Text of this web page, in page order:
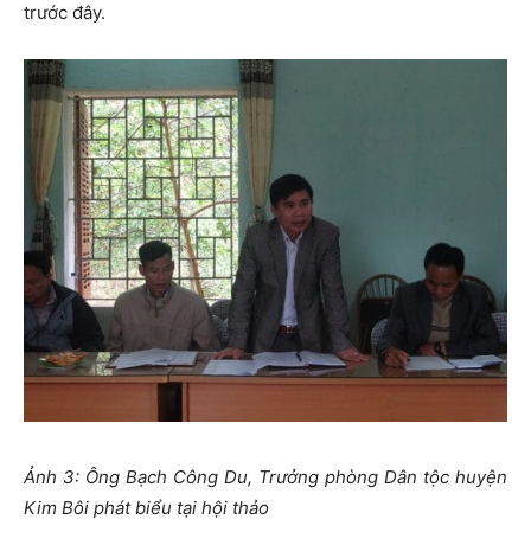
trước đây.
Ảnh 3: Ông Bạch Công Du, Trưởng phòng Dân tộc huyện
Kim Bôi phát biểu tại hội thảo